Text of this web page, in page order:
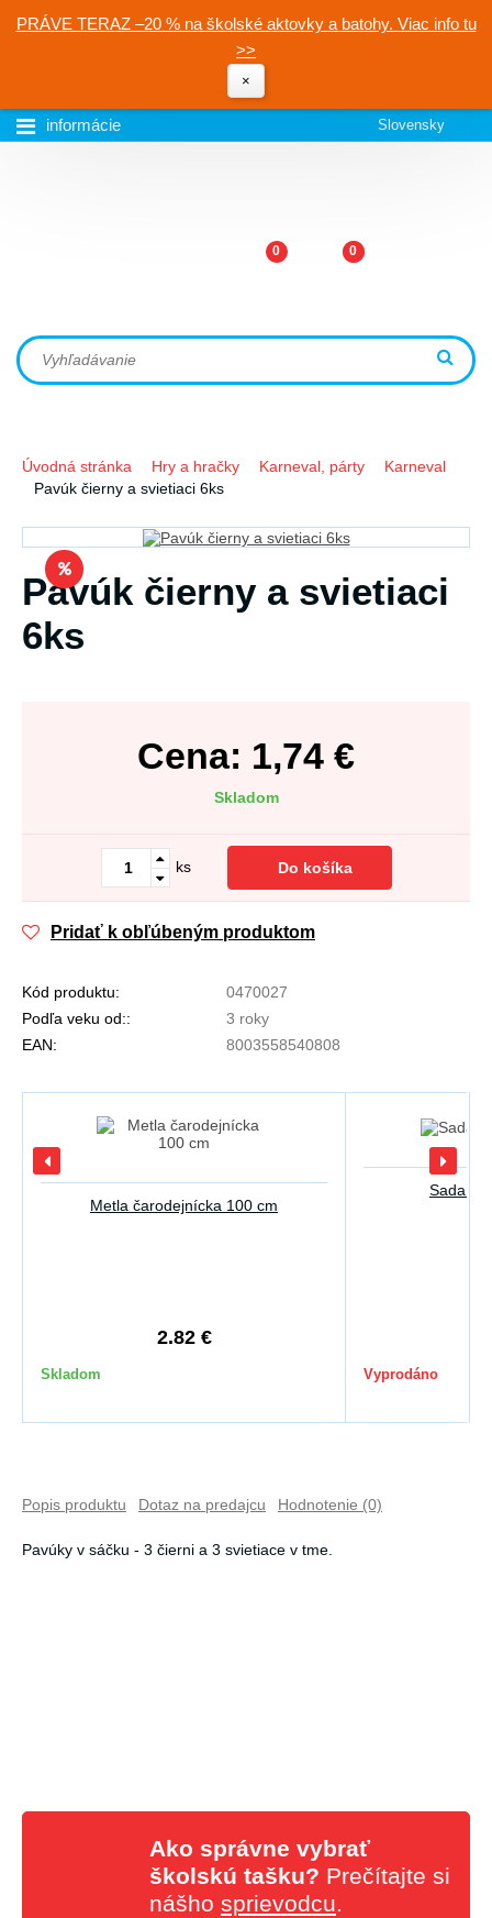
PRÁVE TERAZ –20 % na školské aktovky a batohy. Viac info tu
>>
×
informácie Slovensky
0 0
Úvodná stránka Hry a hračky Karneval, párty
Karneval
Pavúk čierny a svietiaci 6ks
Pavúk čierny a svietiaci
6ks
Cena: 1,74 €
Skladom
ks Do košíka
Pridať k obľúbeným produktom
Kód produktu:
0470027
Podľa veku od::
3 roky
EAN:
8003558540808
Metla čarodejnícka 100 cm
2.82 €
Skladom
Sada
Vyprodáno
Popis produktu Dotaz na predajcu Hodnotenie (0)
Pavúky v sáčku - 3 čierni a 3 svietiace v tme.
Ako správne vybrať
školskú tašku? Prečítajte si
nášho sprievodcu.